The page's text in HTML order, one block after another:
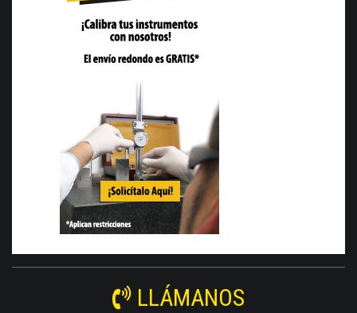
LLÁMANOS